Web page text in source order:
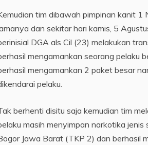
tim dibawah pimpinan kanit 1
dan sekitar hari kamis, 5
DGA als Cil (23) melakukan
mengamankan seorang pelaku
mengamankan 2 paket besar
pelaku.
berhenti disitu saja kemudian tim
masih menyimpan narkotika
Jawa Barat (TKP 2) dan berhasil